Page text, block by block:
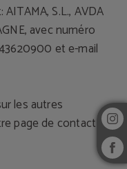
S.L., AVDA
avec numéro
et e-mail
les autres
page de contact